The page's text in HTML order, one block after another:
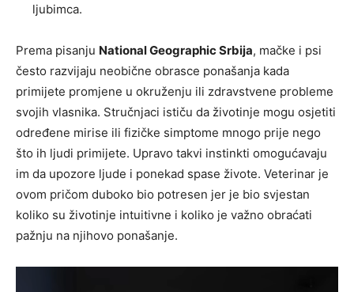
ljubimca.
Prema pisanju National Geographic Srbija, mačke i psi
često razvijaju neobične obrasce ponašanja kada
primijete promjene u okruženju ili zdravstvene probleme
svojih vlasnika. Stručnjaci ističu da životinje mogu osjetiti
određene mirise ili fizičke simptome mnogo prije nego
što ih ljudi primijete. Upravo takvi instinkti omogućavaju
im da upozore ljude i ponekad spase živote. Veterinar je
ovom pričom duboko bio potresen jer je bio svjestan
koliko su životinje intuitivne i koliko je važno obraćati
pažnju na njihovo ponašanje.